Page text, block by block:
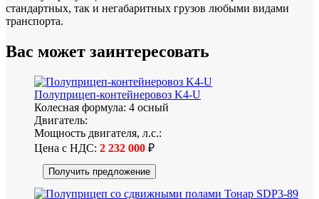
стандартных, так и негабаритных грузов любыми видами
транспорта.
Вас может заинтересовать
Полуприцеп-контейнеровоз K4-U
Колесная формула: 4 осный
Двигатель:
Мощность двигателя, л.с.:
Цена с НДС: 2 232 000 ₽
Получить предложение